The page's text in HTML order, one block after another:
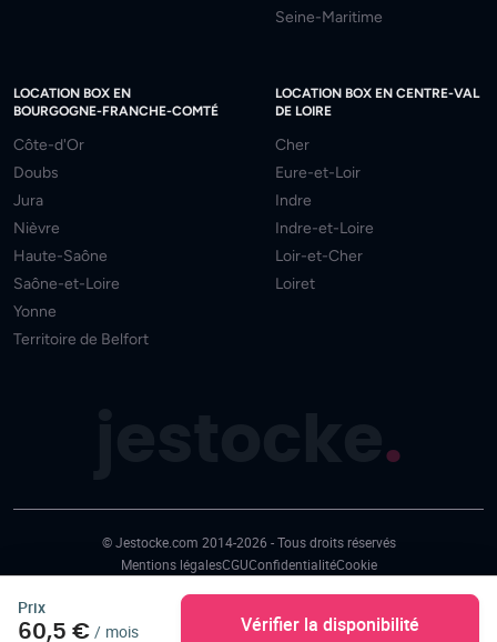
Prix
60,5 € / mois Vérifier la disponibilité
Seine-Maritime
LOCATION BOX EN
BOURGOGNE-FRANCHE-COMTÉ
Côte-d'Or
Doubs
Jura
Nièvre
Haute-Saône
Saône-et-Loire
Yonne
Territoire de Belfort
LOCATION BOX EN CENTRE-VAL
DE LOIRE
Cher
Eure-et-Loir
Indre
Indre-et-Loire
Loir-et-Cher
Loiret
.
© Jestocke.com 2014-2026 - Tous droits réservés
Mentions légalesCGUConfidentialitéCookie